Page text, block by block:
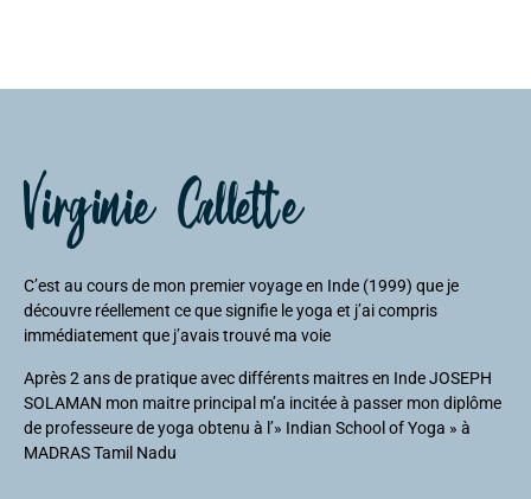
Virginie Callette
C’est au cours de mon premier voyage en Inde (1999) que je
découvre réellement ce que signifie le yoga et j’ai compris
immédiatement que j’avais trouvé ma voie
Après 2 ans de pratique avec différents maitres en Inde JOSEPH
SOLAMAN mon maitre principal m’a incitée à passer mon diplôme
de professeure de yoga obtenu à l’» Indian School of Yoga » à
MADRAS Tamil Nadu